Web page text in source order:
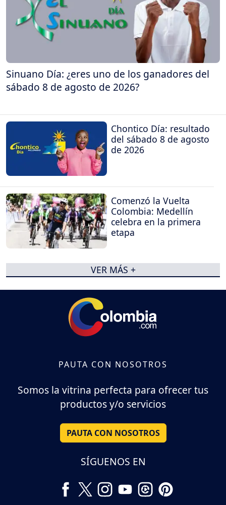
Sinuano Día: ¿eres uno de los ganadores del
sábado 8 de agosto de 2026?
Chontico Día: resultado
del sábado 8 de agosto
de 2026
Comenzó la Vuelta
Colombia: Medellín
celebra en la primera
etapa
VER MÁS +
PAUTA CON NOSOTROS
Somos la vitrina perfecta para ofrecer tus
productos y/o servicios
PAUTA CON NOSOTROS
SÍGUENOS EN